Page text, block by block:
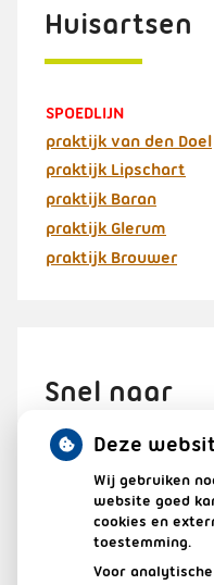
Huisartsen
SPOEDLIJN
praktijk van den Doel
praktijk Lipschart
praktijk Baran
praktijk Glerum
praktijk Brouwer
Snel naar
AFSPRAAK
Deze
Wij gebruiken
website goed
cookies en
toestemming.
Voor